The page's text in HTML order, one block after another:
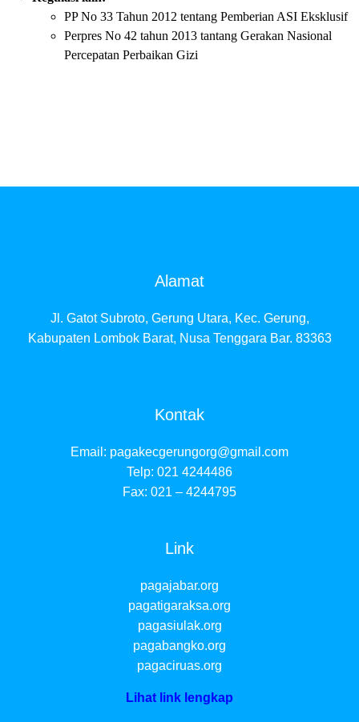
PP No 33 Tahun 2012 tentang Pemberian ASI Eksklusif
Perpres No 42 tahun 2013 tantang Gerakan Nasional
Percepatan Perbaikan Gizi
Alamat
Jl. Gatot Subroto, Gerung Utara, Kec. Gerung,
Kabupaten Lombok Barat, Nusa Tenggara Bar. 83363
Kontak
Email: pagakecgerungorg@gmail.com
Telp: 021 4244486
Fax: 021 – 4244795
Link
pagajabar.org
pagatigaraksa.org
pagasiulak.org
pagabangko.org
pagaciruas.org
Lihat link lengkap